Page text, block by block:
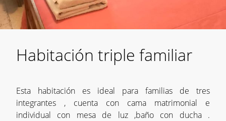
Habitación triple familiar
Esta habitación es ideal para familias de tres
integrantes , cuenta con cama matrimonial e
individual con mesa de luz ,baño con ducha .